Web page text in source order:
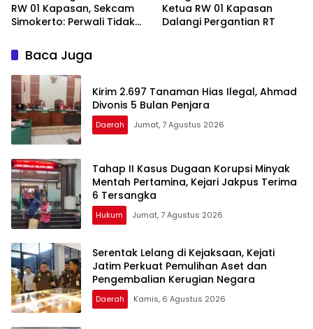
RW 01 Kapasan, Sekcam
Simokerto: Perwali Tidak
Ketua RW 01 Kapasan
Dalangi Pergantian RT
Baca Juga
Kirim 2.697 Tanaman Hias Ilegal, Ahmad
Divonis 5 Bulan Penjara
Daerah Jumat, 7 Agustus 2026
Tahap II Kasus Dugaan Korupsi Minyak
Mentah Pertamina, Kejari Jakpus Terima
6 Tersangka
Hukum Jumat, 7 Agustus 2026
Serentak Lelang di Kejaksaan, Kejati
Jatim Perkuat Pemulihan Aset dan
Pengembalian Kerugian Negara
Daerah Kamis, 6 Agustus 2026